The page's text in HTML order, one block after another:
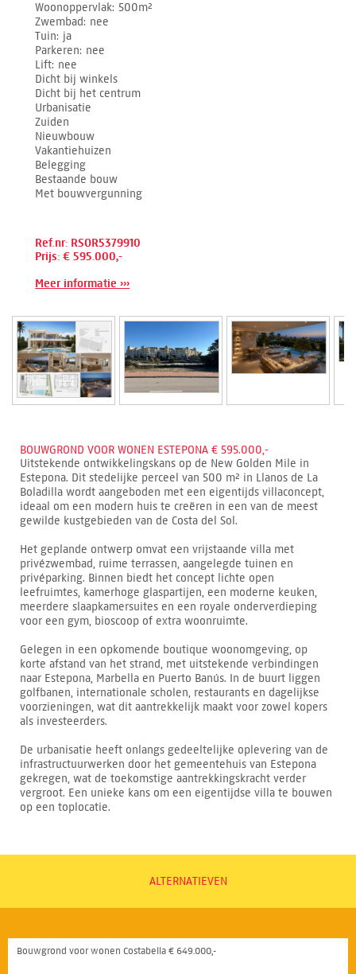
Woonoppervlak 500m²
Zwembad nee
Tuin ja
Parkeren nee
Lift nee
Dicht bij winkels
Dicht bij het centrum
Urbanisatie
Zuiden
Nieuwbouw
Vakantiehuizen
Belegging
Bestaande bouw
Met bouwvergunning
Ref.nr: RSOR5379910
Prijs: € 595.000,-
Meer informatie ›››
BOUWGROND VOOR WONEN ESTEPONA € 595.000,-
Uitstekende ontwikkelingskans op de New Golden Mile in
Estepona. Dit stedelijke perceel van 500 m² in Llanos de La
Boladilla wordt aangeboden met een eigentijds villaconcept,
ideaal om een modern huis te creëren in een van de meest
gewilde kustgebieden van de Costa del Sol.
Het geplande ontwerp omvat een vrijstaande villa met
privézwembad, ruime terrassen, aangelegde tuinen en
privéparking. Binnen biedt het concept lichte open
leefruimtes, kamerhoge glaspartijen, een moderne keuken,
meerdere slaapkamersuites en een royale onderverdieping
voor een gym, bioscoop of extra woonruimte.
Gelegen in een opkomende boutique woonomgeving, op
korte afstand van het strand, met uitstekende verbindingen
naar Estepona, Marbella en Puerto Banús. In de buurt liggen
golfbanen, internationale scholen, restaurants en dagelijkse
voorzieningen, wat dit aantrekkelijk maakt voor zowel kopers
als investeerders.
De urbanisatie heeft onlangs gedeeltelijke oplevering van de
infrastructuurwerken door het gemeentehuis van Estepona
gekregen, wat de toekomstige aantrekkingskracht verder
vergroot. Een unieke kans om een eigentijdse villa te bouwen
op een toplocatie.
ALTERNATIEVEN
Bouwgrond voor wonen Costabella € 649.000,-